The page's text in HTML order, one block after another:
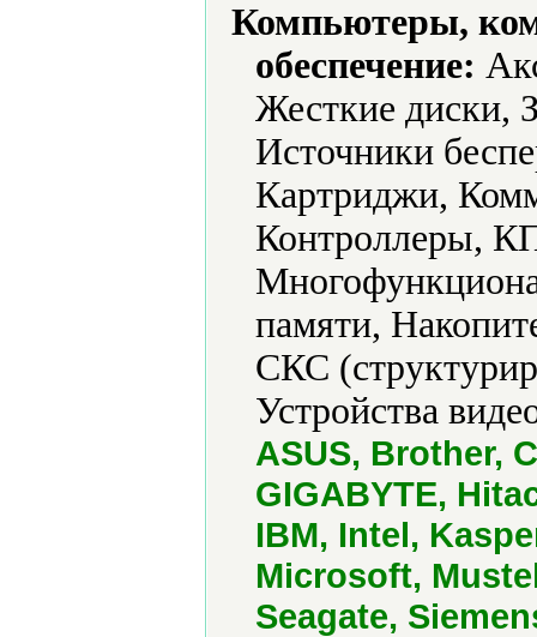
Компьютеры,
обеспечение:
Жесткие диски,
Источники
Картриджи,
Контроллеры,
памяти,
СКС
Устройства
ASUS, Brother,
GIGABYTE,
IBM, Intel,
Microsoft,
Seagate,